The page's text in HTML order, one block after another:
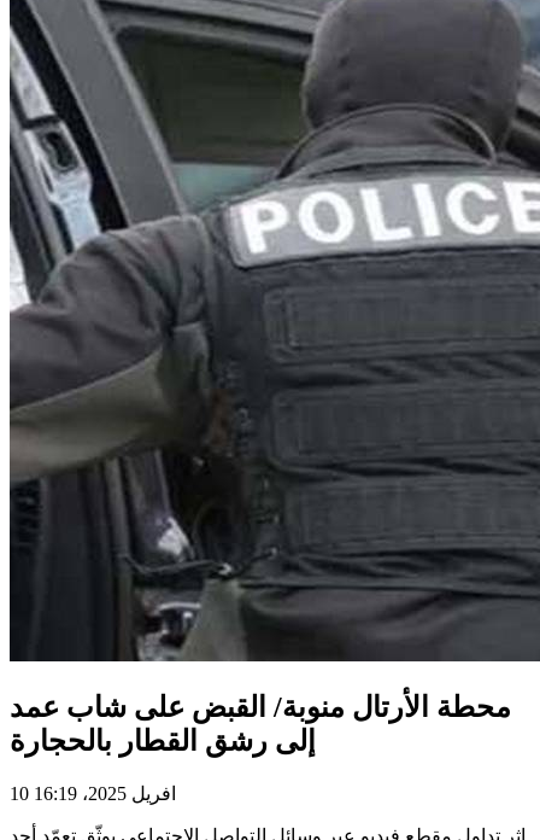
محطة الأرتال منوبة/ القبض على شاب عمد
إلى رشق القطار بالحجارة
10 افريل 2025، 16:19
إثر تداول مقطع فيديو عبر وسائل التواصل الإجتماعي يوثّق تعمّد أحد